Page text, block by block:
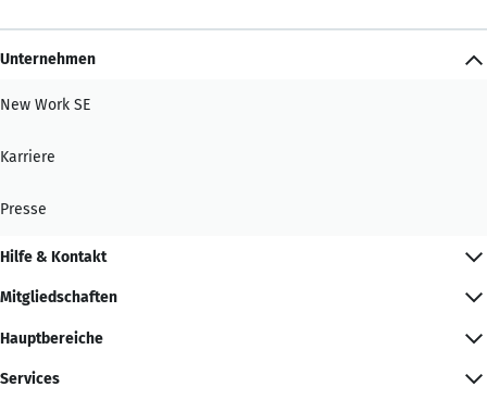
Unternehmen
New Work SE
Karriere
Presse
Hilfe & Kontakt
Mitgliedschaften
Hauptbereiche
Services